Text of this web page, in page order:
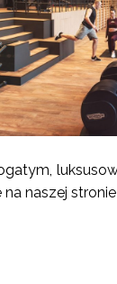
naszej